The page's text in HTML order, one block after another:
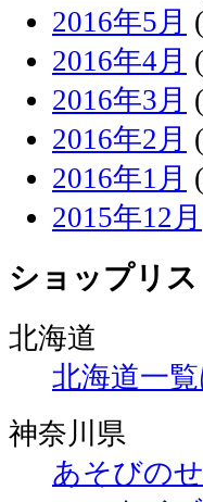
2016年5月
2016年4月
2016年3月
2016年2月
2016年1月
2015年12月
ショップリス
北海道
北海道一
神奈川県
あそびの